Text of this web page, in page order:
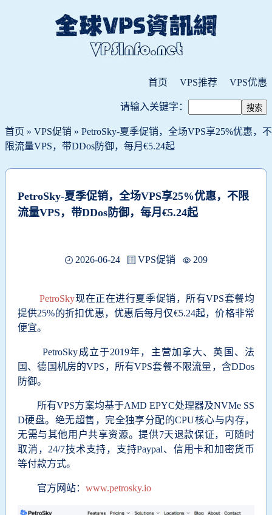
首页 VPS推荐 VPS优惠
请输入关键字：
首页 » VPS促销 » PetroSky-夏季促销，全场VPS享25%优惠，不
限流量VPS，带DDos防御，每月€5.24起
PetroSky-夏季促销，全场VPS享25%优惠，不限
流量VPS，带DDos防御，每月€5.24起
2026-06-24 VPS促销 209
PetroSky现在正在进行夏季促销，所有VPS套餐均
提供25%的折扣优惠，优惠后每月仅€5.24起，价格非常
便宜。
PetroSky成立于2019年，主营加拿大、英国、法
国、德国机房的VPS，所有VPS套餐不限流量，含DDos
防御。
所有VPS方案均基于AMD EPYC处理器及NVMe SS
D硬盘。绝无超售，完全独享分配的CPU核心与内存，
无需与其他用户共享资源。提供7天退款保证，可随时
取消，24/7技术支持，支持Paypal、信用卡和加密货币
等付款方式。
官方网站： www.petrosky.io